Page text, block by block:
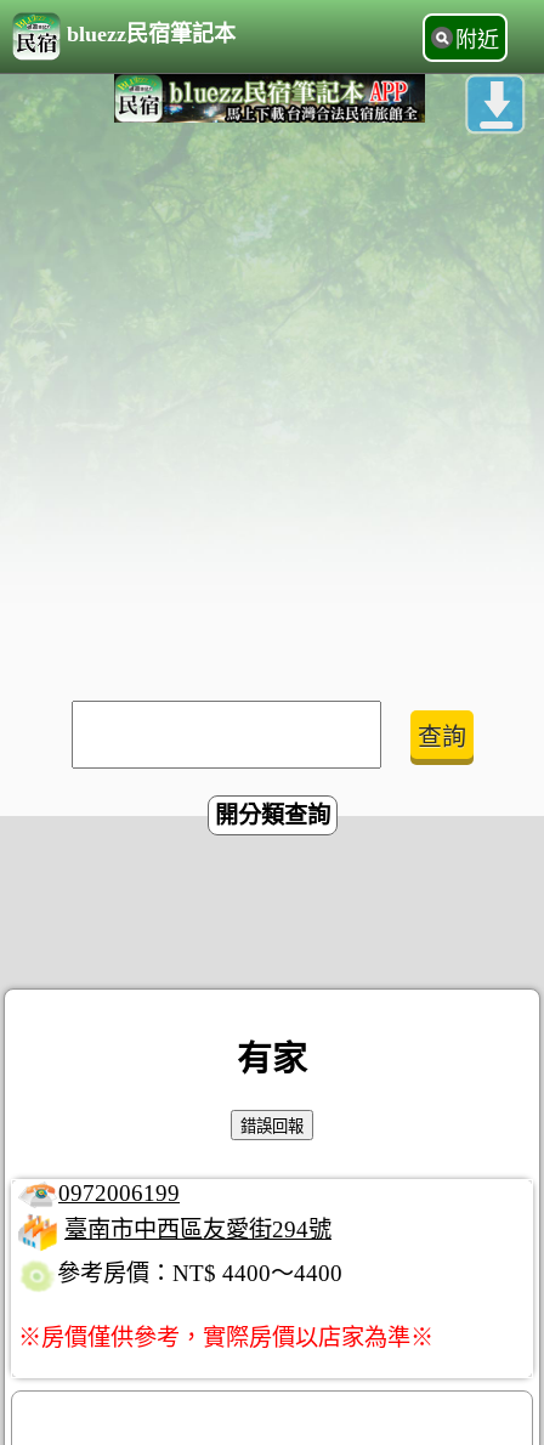
bluezz民宿筆記本 附近
開分類查詢
有家
0972006199
臺南市中西區友愛街294號
參考房價：NT$ 4400～4400
※房價僅供參考，實際房價以店家為準※